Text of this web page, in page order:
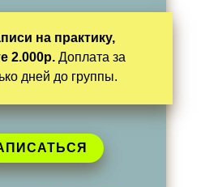
на практику,
2.000р. Доплата за
дней до группы.